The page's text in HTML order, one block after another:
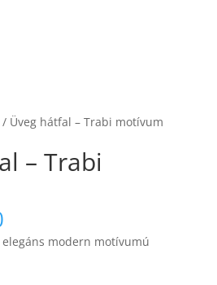
Üveg hátfal – Trabi motívum
– Trabi
modern motívumú